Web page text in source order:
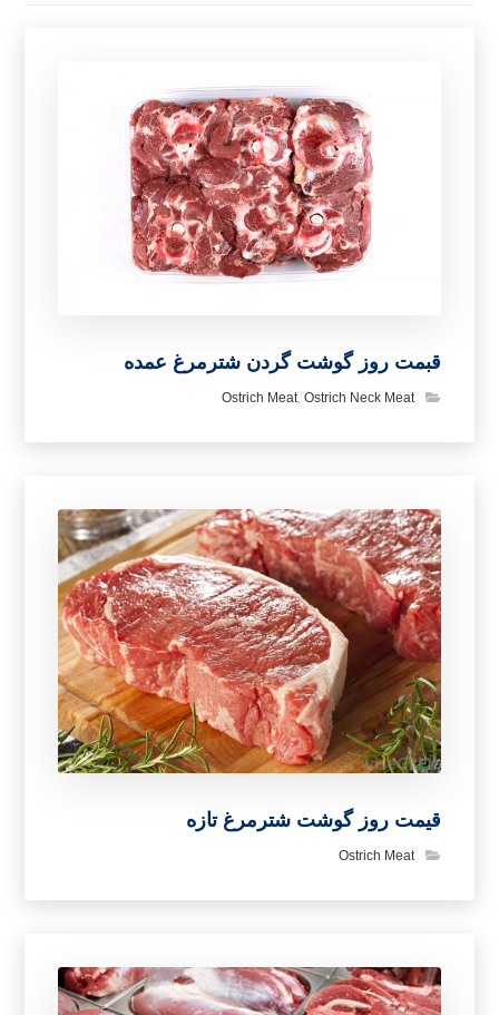
قبمت روز گوشت گردن شترمرغ عمده
Ostrich Meat, Ostrich Neck Meat
قیمت روز گوشت شترمرغ تازه
Ostrich Meat